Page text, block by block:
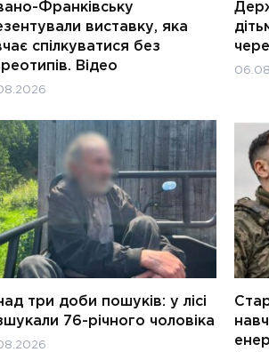
Франківську
виставку, яка
спілкуватися без
Відео
три доби пошуків: у лісі
76-річного чоловіка